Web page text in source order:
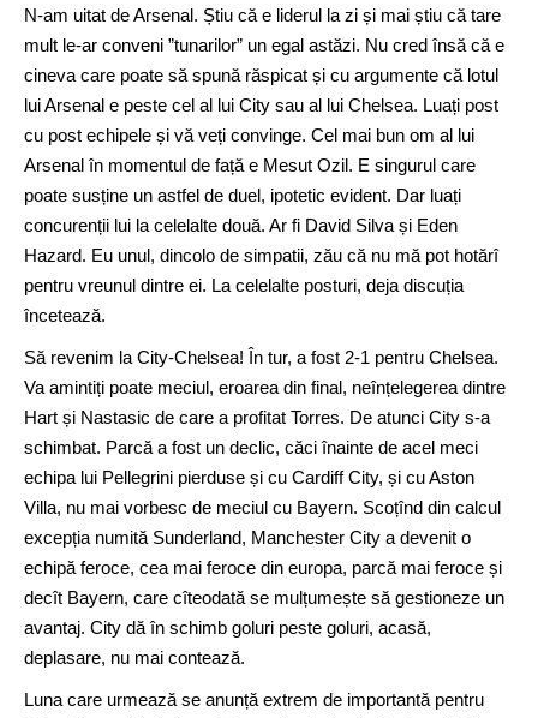
N-am uitat de Arsenal. Știu că e liderul la zi și mai știu că tare
mult le-ar conveni ”tunarilor” un egal astăzi. Nu cred însă că e
cineva care poate să spună răspicat și cu argumente că lotul
lui Arsenal e peste cel al lui City sau al lui Chelsea. Luați post
cu post echipele și vă veți convinge. Cel mai bun om al lui
Arsenal în momentul de față e Mesut Ozil. E singurul care
poate susține un astfel de duel, ipotetic evident. Dar luați
concurenții lui la celelalte două. Ar fi David Silva și Eden
Hazard. Eu unul, dincolo de simpatii, zău că nu mă pot hotărî
pentru vreunul dintre ei. La celelalte posturi, deja discuția
încetează.
Să revenim la City-Chelsea! În tur, a fost 2-1 pentru Chelsea.
Va amintiți poate meciul, eroarea din final, neînțelegerea dintre
Hart și Nastasic de care a profitat Torres. De atunci City s-a
schimbat. Parcă a fost un declic, căci înainte de acel meci
echipa lui Pellegrini pierduse și cu Cardiff City, și cu Aston
Villa, nu mai vorbesc de meciul cu Bayern. Scoțînd din calcul
excepția numită Sunderland, Manchester City a devenit o
echipă feroce, cea mai feroce din europa, parcă mai feroce și
decît Bayern, care cîteodată se mulțumește să gestioneze un
avantaj. City dă în schimb goluri peste goluri, acasă,
deplasare, nu mai contează.
Luna care urmează se anunță extrem de importantă pentru